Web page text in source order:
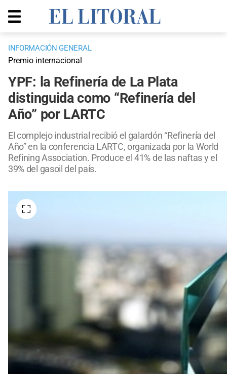
INFORMACIÓN GENERAL
Premio internacional
YPF: la Refinería de La Plata
distinguida como “Refinería del
Año” por LARTC
El complejo industrial recibió el galardón “Refinería del
Año” en la conferencia LARTC, organizada por la World
Refining Association. Produce el 41% de las naftas y el
39% del gasoil del país.